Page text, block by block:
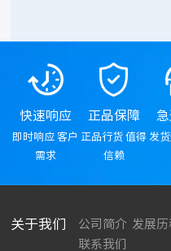
快速响应
即时响应 客户
需求
正品保障
正品行货 值得
信赖
发
关于我们 公司简介 发展历
联系我们